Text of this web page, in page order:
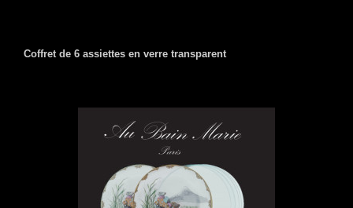
Coffret de 6 assiettes en verre transparent